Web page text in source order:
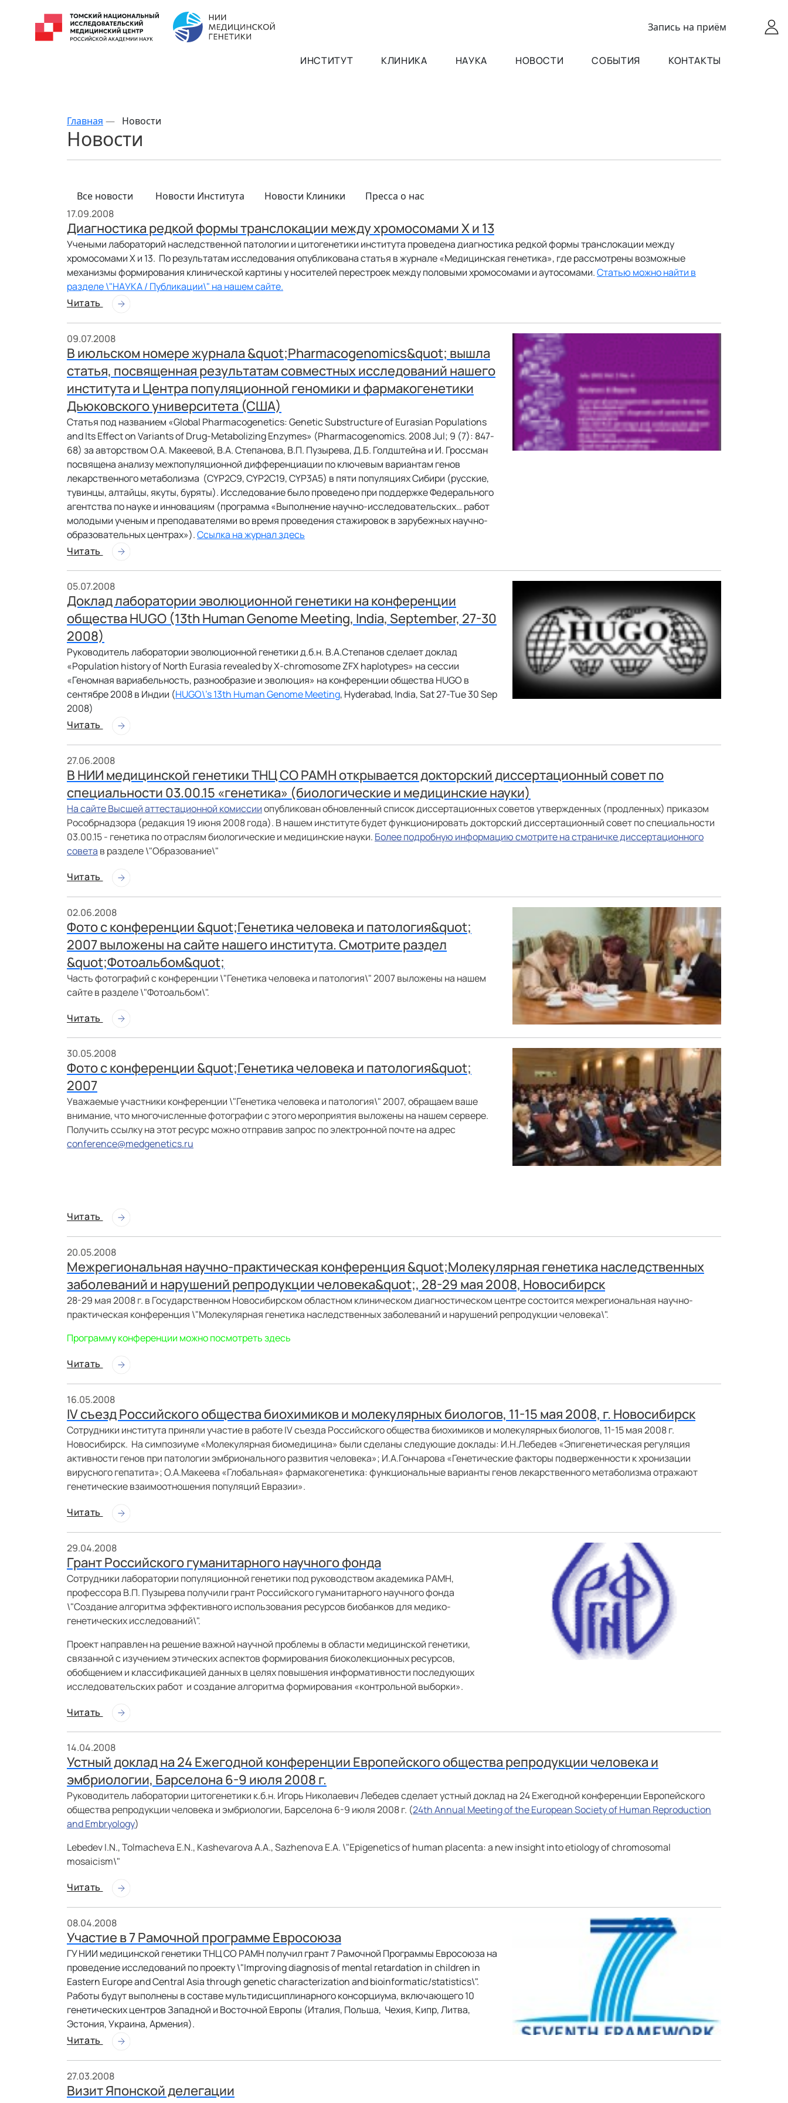
Запись на приём
ИНСТИТУТ КЛИНИКА НАУКА НОВОСТИ СОБЫТИЯ КОНТАКТЫ
Главная — Новости
Новости
Все новости Новости Института Новости Клиники
Пресса о нас
17.09.2008
Диагностика редкой формы транслокации между хромосомами Х и 13
Учеными лабораторий наследственной патологии и цитогенетики института проведена диагностика редкой формы транслокации между
хромосомами Х и 13. По результатам исследования опубликована статья в журнале «Медицинская генетика», где рассмотрены возможные
механизмы формирования клинической картины у носителей перестроек между половыми хромосомами и аутосомами.Статью можно найти в
разделе \"НАУКА / Публикации\" на нашем сайте.
Читать
09.07.2008
В июльском номере журнала &quot;Pharmacogenomics&quot; вышла
статья, посвященная результатам совместных исследований нашего
института и Центра популяционной геномики и фармакогенетики
Дьюковского университета (США)
Статья под названием «Global Pharmacogenetics: Genetic Substructure of Eurasian Populations
and Its Effect on Variants of Drug-Metabolizing Enzymes» (Pharmacogenomics. 2008 Jul; 9 (7): 847-
68) за авторством О.А. Макеевой, В.А. Степанова, В.П. Пузырева, Д.Б. Голдштейна и И. Гроссман
посвящена анализу межпопуляционной дифференциации по ключевым вариантам генов
лекарственного метаболизма (CYP2C9, CYP2C19, CYP3A5) в пяти популяциях Сибири (русские,
тувинцы, алтайцы, якуты, буряты). Исследование было проведено при поддержке Федерального
агентства по науке и инновациям (программа «Выполнение научно-исследовательских… работ
молодыми ученым и преподавателями во время проведения стажировок в зарубежных научно-
образовательных центрах»).Ссылка на журнал здесь
Читать
05.07.2008
Доклад лаборатории эволюционной генетики на конференции
общества HUGO (13th Human Genome Meeting, India, September, 27-30
2008)
Руководитель лаборатории эволюционной генетики д.б.н. В.А.Степанов сделает доклад
«Population history of North Eurasia revealed by X-chromosome ZFX haplotypes» на сессии
«Геномная вариабельность, разнообразие и эволюция» на конференции общества HUGO в
сентябре 2008 в Индии (HUGO\'s 13th Human Genome Meeting, Hyderabad, India, Sat 27-Tue 30 Sep
2008)
Читать
27.06.2008
В НИИ медицинской генетики ТНЦ СО РАМН открывается докторский диссертационный совет по
специальности 03.00.15 «генетика» (биологические и медицинские науки)
На сайте Высшей аттестационной комиссииопубликован обновленный список диссертационных советов утвержденных (продленных) приказом
Рособрнадзора (редакция 19 июня 2008 года). В нашем институте будет функционировать докторский диссертационный совет по специальности
03.00.15 - генетика по отраслям биологические и медицинские науки. Более подробную информацию смотрите на страничке диссертационного
совета в разделе \"Образование\"
Читать
02.06.2008
Фото с конференции &quot;Генетика человека и патология&quot;
2007 выложены на сайте нашего института. Смотрите раздел
&quot;Фотоальбом&quot;
Часть фотографий с конференции \"Генетика человека и патология\" 2007 выложены на нашем
сайте в разделе \"Фотоальбом\".
Читать
30.05.2008
Фото с конференции &quot;Генетика человека и патология&quot;
2007
Уважаемые участники конференции \"Генетика человека и патология\" 2007, обращаем ваше
внимание, что многочисленные фотографии с этого мероприятия выложены на нашем сервере.
Получить ссылку на этот ресурс можно отправив запрос по электронной почте на адрес
conference@medgenetics.ru
Читать
20.05.2008
Межрегиональная научно-практическая конференция &quot;Молекулярная генетика наследственных
заболеваний и нарушений репродукции человека&quot;, 28-29 мая 2008, Новосибирск
28-29 мая 2008 г. в Государственном Новосибирском областном клиническом диагностическом центре состоится межрегиональная научно-
практическая конференция \"Молекулярная генетика наследственных заболеваний и нарушений репродукции человека\".
Программу конференции можно посмотреть здесь
Читать
16.05.2008
IV съезд Российского общества биохимиков и молекулярных биологов, 11-15 мая 2008, г. Новосибирск
Сотрудники института приняли участие в работе IV съезда Российского общества биохимиков и молекулярных биологов, 11-15 мая 2008 г.
Новосибирск. На симпозиуме «Молекулярная биомедицина» были сделаны следующие доклады: И.Н.Лебедев «Эпигенетическая регуляция
активности генов при патологии эмбрионального развития человека»; И.А.Гончарова «Генетические факторы подверженности к хронизации
вирусного гепатита»; О.А.Макеева «Глобальная» фармакогенетика: функциональные варианты генов лекарственного метаболизма отражают
генетические взаимоотношения популяций Евразии».
Читать
29.04.2008
Грант Российского гуманитарного научного фонда
Сотрудники лаборатории популяционной генетики под руководством академика РАМН,
профессора В.П. Пузырева получили грант Российского гуманитарного научного фонда
\"Создание алгоритма эффективного использования ресурсов биобанков для медико-
генетических исследований\".
Проект направлен на решение важной научной проблемы в области медицинской генетики,
связанной с изучением этических аспектов формирования биоколекционных ресурсов,
обобщением и классификацией данных в целях повышения информативности последующих
исследовательских работ и создание алгоритма формирования «контрольной выборки».
Читать
14.04.2008
Устный доклад на 24 Ежегодной конференции Европейского общества репродукции человека и
эмбриологии, Барселона 6-9 июля 2008 г.
Руководитель лаборатории цитогенетики к.б.н. Игорь Николаевич Лебедев сделает устный доклад на 24 Ежегодной конференции Европейского
общества репродукции человека и эмбриологии, Барселона 6-9 июля 2008 г. (24th Annual Meeting of the European Society of Human Reproduction
and Embryology)
Lebedev I.N., Tolmacheva E.N., Kashevarova A.A., Sazhenova E.A. \"Epigenetics of human placenta: a new insight into etiology of chromosomal
mosaicism\"
Читать
08.04.2008
Участие в 7 Рамочной программе Евросоюза
ГУ НИИ медицинской генетики ТНЦ СО РАМН получил грант 7 Рамочной Программы Евросоюза на
проведение исследований по проекту \"Improving diagnosis of mental retardation in children in
Eastern Europe and Central Asia through genetic characterization and bioinformatic/statistics\".
Работы будут выполнены в составе мультидисциплинарного консорциума, включающего 10
генетических центров Западной и Восточной Европы (Италия, Польша, Чехия, Кипр, Литва,
Эстония, Украина, Армения).
Читать
27.03.2008
Визит Японской делегации